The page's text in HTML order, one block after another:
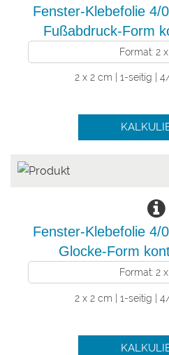
Fenster-Klebefolie 4/
Fußabdruck-Form
Format: 2
2 x 2 cm | 1-seitig |
Fenster-Klebefolie 4/
Glocke-Form
Format: 2
2 x 2 cm | 1-seitig |